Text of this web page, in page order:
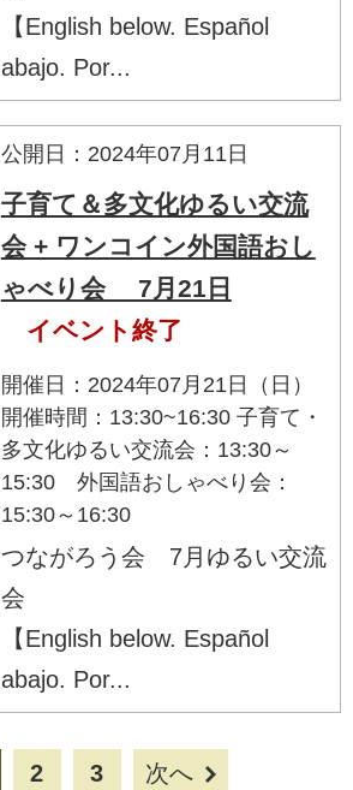
【English below. Español
abajo. Por...
公開日：2024年07月11日
子育て＆多文化ゆるい交流
会 + ワンコイン外国語おし
ゃべり会 7月21日
イベント終了
開催日：2024年07月21日（日）
開催時間：13:30~16:30 子育て・
多文化ゆるい交流会：13:30～
15:30 外国語おしゃべり会：
15:30～16:30
つながろう会 7月ゆるい交流
会
【English below. Español
abajo. Por...
2 3 次へ